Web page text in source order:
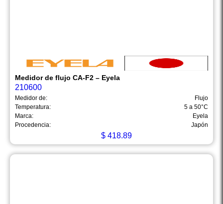
Medidor de flujo CA-F2 – Eyela
210600
Medidor de:
Flujo
Temperatura:
5 a 50°C
Marca:
Eyela
Procedencia:
Japón
$ 418.89